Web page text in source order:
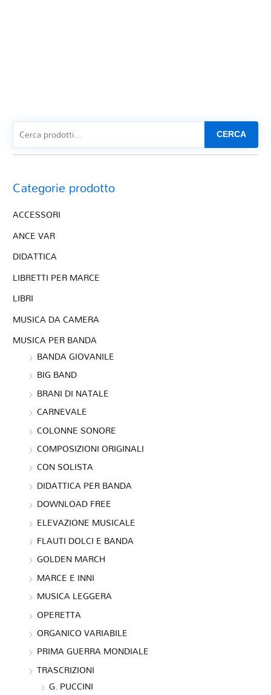
CERCA
Categorie prodotto
ACCESSORI
ANCE VAR
DIDATTICA
LIBRETTI PER MARCE
LIBRI
MUSICA DA CAMERA
MUSICA PER BANDA
BANDA GIOVANILE
BIG BAND
BRANI DI NATALE
CARNEVALE
COLONNE SONORE
COMPOSIZIONI ORIGINALI
CON SOLISTA
DIDATTICA PER BANDA
DOWNLOAD FREE
ELEVAZIONE MUSICALE
FLAUTI DOLCI E BANDA
GOLDEN MARCH
MARCE E INNI
MUSICA LEGGERA
OPERETTA
ORGANICO VARIABILE
PRIMA GUERRA MONDIALE
TRASCRIZIONI
G. PUCCINI